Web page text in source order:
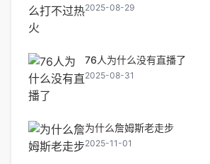
2025-08-29
76人为什么没有直播了
2025-08-31
为什么詹姆斯老走步
2025-11-01